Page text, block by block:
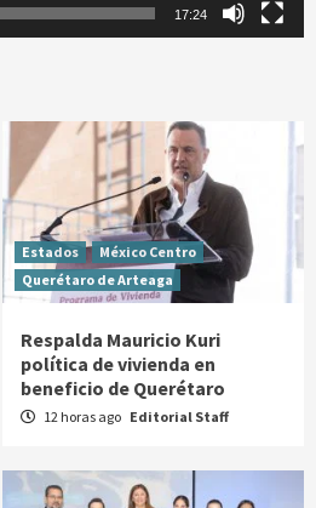
17:24
Estados
México Centro
Querétaro de Arteaga
Respalda Mauricio Kuri
política de vivienda en
beneficio de Querétaro
12 horas ago Editorial Staff